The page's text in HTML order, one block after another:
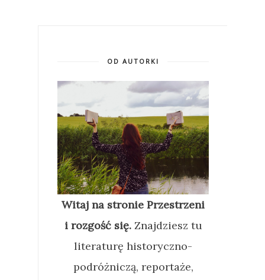
OD AUTORKI
Witaj na stronie Przestrzeni
i rozgość się. Znajdziesz tu
literaturę historyczno-
podróżniczą, reportaże,